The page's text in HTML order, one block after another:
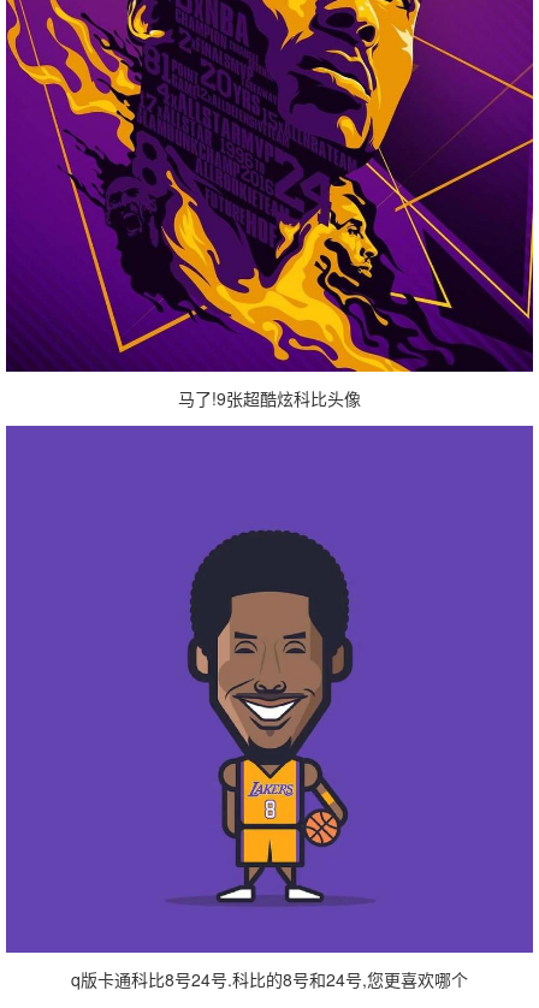
马了!9张超酷炫科比头像
q版卡通科比8号24号.科比的8号和24号,您更喜欢哪个